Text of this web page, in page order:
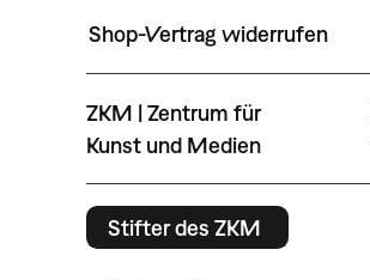
Shop-Vertrag widerrufen
ZKM | Zentrum für
Kunst und Medien
Stifter des ZKM